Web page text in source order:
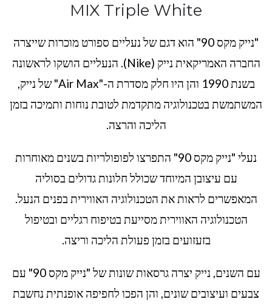
MIX Triple White
"נייק מקס 90" הוא דגם של נעליים ספורט מוכרות שייצרה
החברה האמריקאית נייק (Nike). הנעליים הושקו לראשונה
בשנת 1990 והן היו חלק מסדרת ה-"Air Max" של נייק,
המשתמשת בטכנולוגיה מתקדמת לטובת נוחות ותמיכה בזמן
הליכה והרצה.
נעלי "נייק מקס 90" התפרצו לפופולריות בשנים מאוחרות
עם עיצובן המיוחד שכולל חלונות גדולים בסוליה
המאפשרים לראות את הטכנולוגיה האווירית בפנים הנעל.
הטכנולוגיה האווירית מסייעת בטיפוח רגליים ובטיפול
בזעזועים בזמן פעולת הליכה וריצה.
עם השנים, נייק יצרה גרסאות שונות של "נייק מקס 90" עם
צבעים ועיצובים שונים, והן הפכו לחפיפה אופנתית נחשבת